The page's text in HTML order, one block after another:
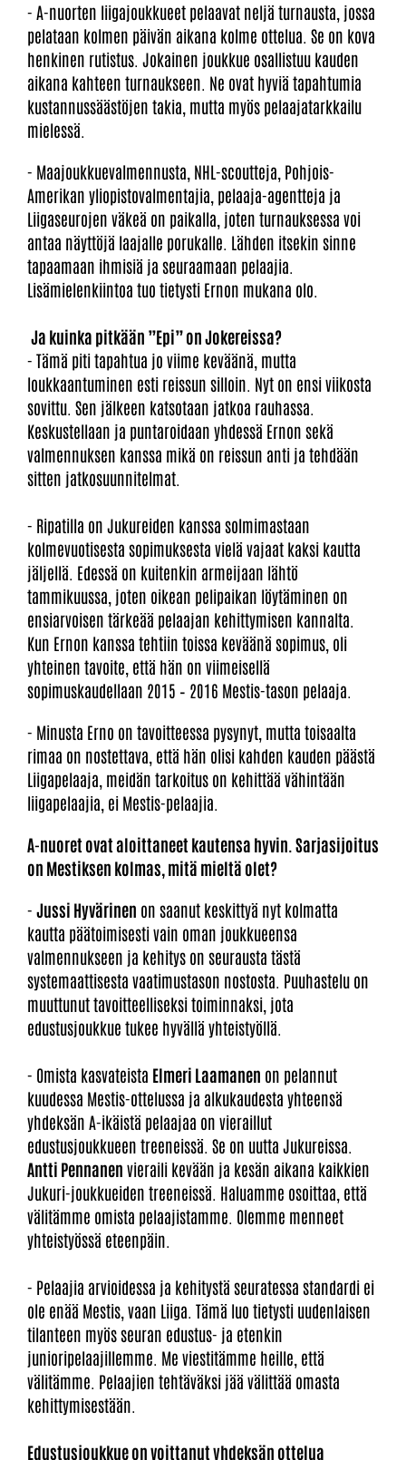
- A-nuorten liigajoukkueet pelaavat neljä turnausta, jossa
pelataan kolmen päivän aikana kolme ottelua. Se on kova
henkinen rutistus. Jokainen joukkue osallistuu kauden
aikana kahteen turnaukseen. Ne ovat hyviä tapahtumia
kustannussäästöjen takia, mutta myös pelaajatarkkailu
mielessä.
- Maajoukkuevalmennusta, NHL-scoutteja, Pohjois-
Amerikan yliopistovalmentajia, pelaaja-agentteja ja
Liigaseurojen väkeä on paikalla, joten turnauksessa voi
antaa näyttöjä laajalle porukalle. Lähden itsekin sinne
tapaamaan ihmisiä ja seuraamaan pelaajia.
Lisämielenkiintoa tuo tietysti Ernon mukana olo.
Ja kuinka pitkään ”Epi” on Jokereissa?
- Tämä piti tapahtua jo viime keväänä, mutta
loukkaantuminen esti reissun silloin. Nyt on ensi viikosta
sovittu. Sen jälkeen katsotaan jatkoa rauhassa.
Keskustellaan ja puntaroidaan yhdessä Ernon sekä
valmennuksen kanssa mikä on reissun anti ja tehdään
sitten jatkosuunnitelmat.
- Ripatilla on Jukureiden kanssa solmimastaan
kolmevuotisesta sopimuksesta vielä vajaat kaksi kautta
jäljellä. Edessä on kuitenkin armeijaan lähtö
tammikuussa, joten oikean pelipaikan löytäminen on
ensiarvoisen tärkeää pelaajan kehittymisen kannalta.
Kun Ernon kanssa tehtiin toissa keväänä sopimus, oli
yhteinen tavoite, että hän on viimeisellä
sopimuskaudellaan 2015 – 2016 Mestis-tason pelaaja.
- Minusta Erno on tavoitteessa pysynyt, mutta toisaalta
rimaa on nostettava, että hän olisi kahden kauden päästä
Liigapelaaja, meidän tarkoitus on kehittää vähintään
liigapelaajia, ei Mestis-pelaajia.
A-nuoret ovat aloittaneet kautensa hyvin. Sarjasijoitus
on Mestiksen kolmas, mitä mieltä olet?
- Jussi Hyvärinen on saanut keskittyä nyt kolmatta
kautta päätoimisesti vain oman joukkueensa
valmennukseen ja kehitys on seurausta tästä
systemaattisesta vaatimustason nostosta. Puuhastelu on
muuttunut tavoitteelliseksi toiminnaksi, jota
edustusjoukkue tukee hyvällä yhteistyöllä.
- Omista kasvateista Elmeri Laamanen on pelannut
kuudessa Mestis-ottelussa ja alkukaudesta yhteensä
yhdeksän A-ikäistä pelaajaa on vieraillut
edustusjoukkueen treeneissä. Se on uutta Jukureissa.
Antti Pennanen vieraili kevään ja kesän aikana kaikkien
Jukuri-joukkueiden treeneissä. Haluamme osoittaa, että
välitämme omista pelaajistamme. Olemme menneet
yhteistyössä eteenpäin.
- Pelaajia arvioidessa ja kehitystä seuratessa standardi ei
ole enää Mestis, vaan Liiga. Tämä luo tietysti uudenlaisen
tilanteen myös seuran edustus- ja etenkin
junioripelaajillemme. Me viestitämme heille, että
välitämme. Pelaajien tehtäväksi jää välittää omasta
kehittymisestään.
Edustusjoukkue on voittanut yhdeksän ottelua